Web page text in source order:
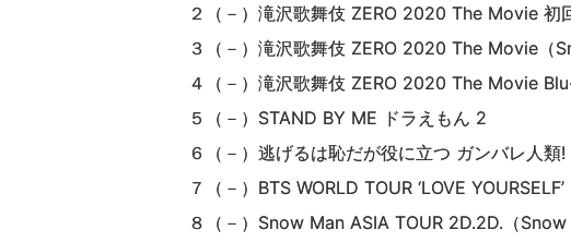
２（－）滝沢歌舞伎 ZERO 2020 The Movie 初
３（－）滝沢歌舞伎 ZERO 2020 The Movie（
４（－）滝沢歌舞伎 ZERO 2020 The Movie
５（－）STAND BY ME ドラえもん 2
６（－）逃げるは恥だが役に立つ ガンバレ人類
７（－）BTS WORLD TOUR ‘LOVE
８（－）Snow Man ASIA TOUR 2D.2D.（Snow